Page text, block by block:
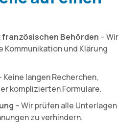
französischen Behörden – Wir
Kommunikation und Klärung
Keine langen Recherchen,
komplizierten Formulare.
– Wir prüfen alle Unterlagen
zu verhindern.